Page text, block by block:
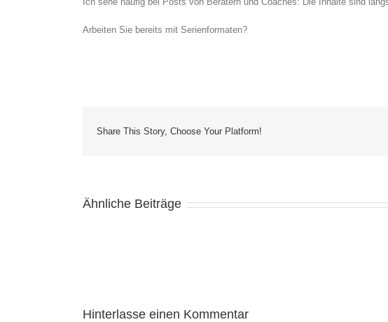
Arbeiten Sie bereits mit Serienformaten?
Share This Story, Choose Your Platform!
Ähnliche Beiträge
Hinterlasse einen Kommentar